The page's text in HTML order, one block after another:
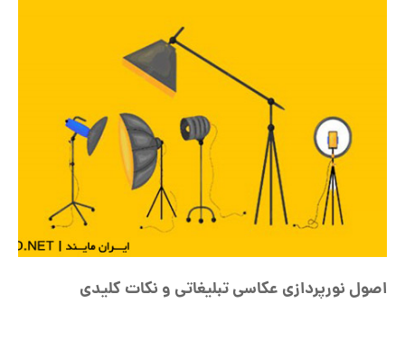
اصول نورپردازی عکاسی تبلیغاتی و نکات کلیدی